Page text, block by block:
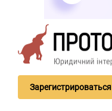
Зарегистрироваться